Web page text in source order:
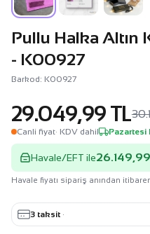
Pullu Halka Altın
- K00927
Barkod: K00927
29.049,99 TL
Canli fiyat· KDV dahil Pazartesi
Havale/EFT ile
Havale fiyatı sipariş anından
3 taksit ·